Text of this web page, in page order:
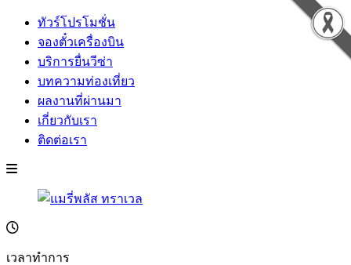
ทัวร์โปรโมชั่น
จองตั๋วเครื่องบิน
บริการยื่นวีซ่า
บทความท่องเที่ยว
ผลงานที่ผ่านมา
เกี่ยวกับเรา
ติดต่อเรา
เวลาทำการ